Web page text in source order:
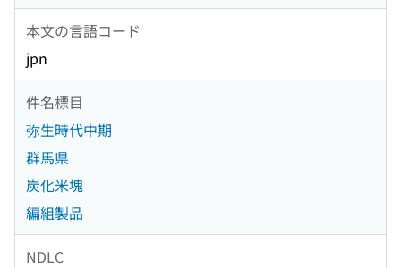
本文の言語コード
jpn
件名標目
弥生時代中期
群馬県
炭化米塊
編組製品
NDLC